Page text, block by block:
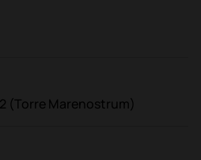
(Torre Marenostrum)